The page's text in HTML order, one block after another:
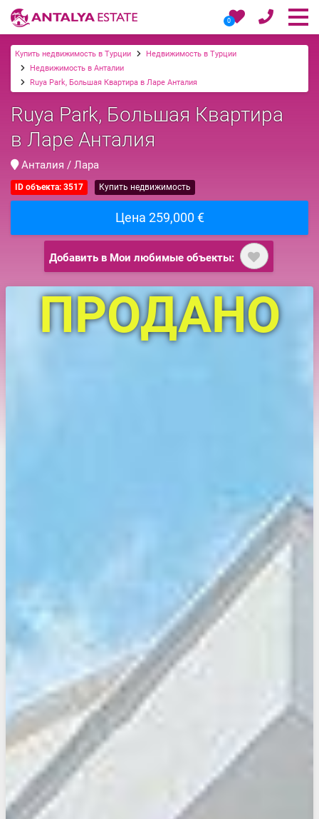
0
Купить недвижимость в Турции
Недвижимость в Турции
Недвижимость в Анталии
Ruya Park, Большая Квартира в Ларе Анталия
Ruya Park, Большая Квартира
в Ларе Анталия
Анталия / Лара
ID объекта: 3517 Купить недвижимость
Цена 259,000 €
Добавить в Мои любимые объекты:
ПРОДАНО